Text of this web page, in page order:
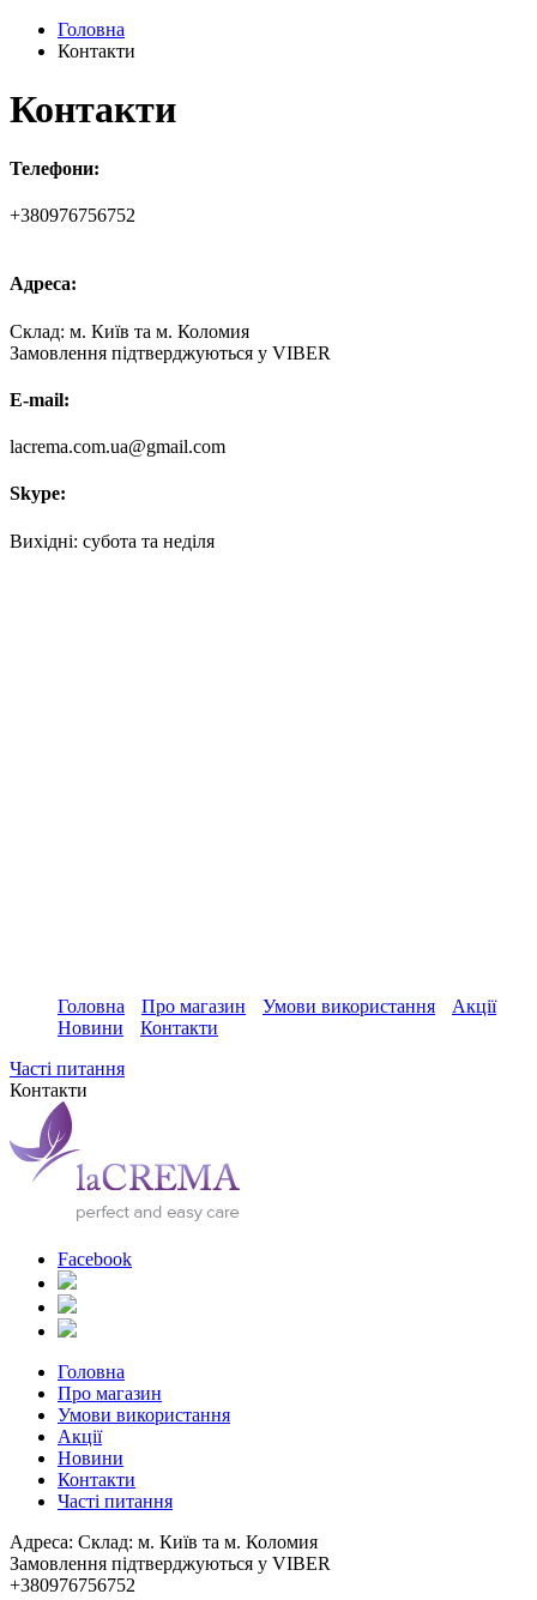
Головна
Контакти
Контакти
Телефони:
+380976756752
Адреса:
Склад: м. Київ та м. Коломия
Замовлення підтверджуються у VIBER
E-mail:
lacrema.com.ua@gmail.com
Skype:
Вихідні: субота та неділя
Головна Про магазин Умови використання
Акції
Новини
Контакти
Часті питання
Контакти
Facebook
Головна
Про магазин
Умови використання
Акції
Новини
Контакти
Часті питання
Адреса: Склад: м. Київ та м. Коломия
Замовлення підтверджуються у VIBER
+380976756752